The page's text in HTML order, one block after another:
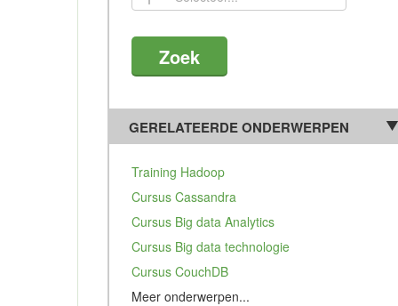
GERELATEERDE ONDERWERPEN
Training Hadoop
Cursus Cassandra
Cursus Big data Analytics
Cursus Big data technologie
Cursus CouchDB
Meer onderwerpen...